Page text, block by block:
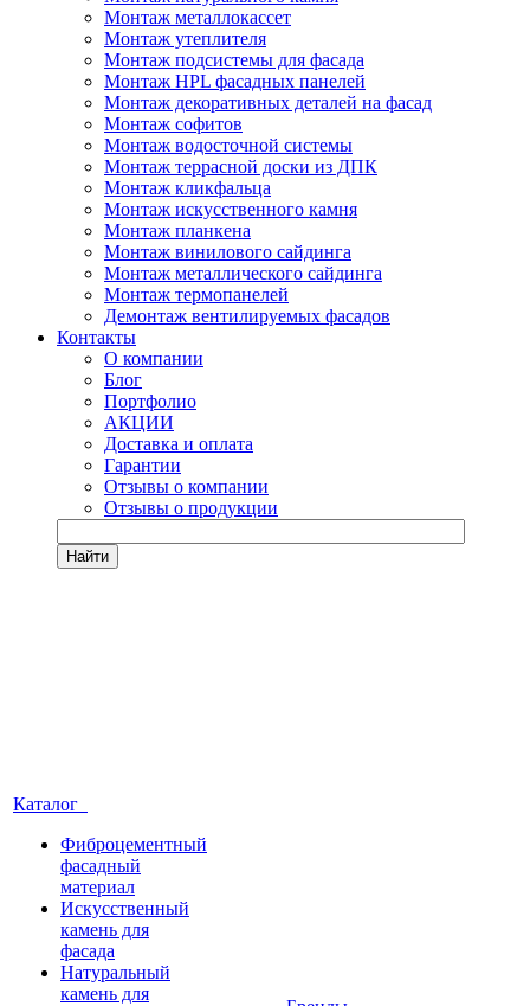
Монтаж металлокассет
Монтаж утеплителя
Монтаж подсистемы для фасада
Монтаж HPL фасадных панелей
Монтаж декоративных деталей на фасад
Монтаж софитов
Монтаж водосточной системы
Монтаж террасной доски из ДПК
Монтаж кликфальца
Монтаж искусственного камня
Монтаж планкена
Монтаж винилового сайдинга
Монтаж металлического сайдинга
Монтаж термопанелей
Демонтаж вентилируемых фасадов
Контакты
О компании
Блог
Портфолио
АКЦИИ
Доставка и оплата
Гарантии
Отзывы о компании
Отзывы о продукции
Найти
Каталог
Фиброцементный
фасадный
материал
Искусственный
камень для
фасада
Натуральный
камень для